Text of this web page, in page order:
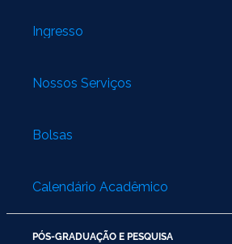
Ingresso
Nossos Serviços
Bolsas
Calendário Acadêmico
PÓS-GRADUAÇÃO E PESQUISA